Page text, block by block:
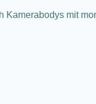
Kamerabodys mit